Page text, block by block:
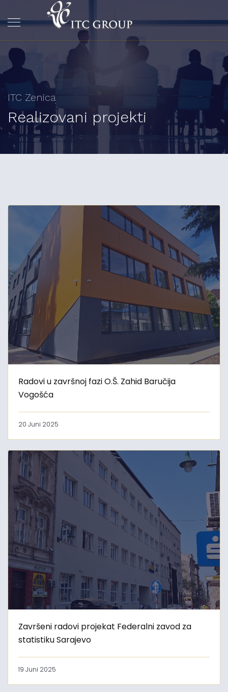
ITC Zenica
Realizovani projekti
Radovi u završnoj fazi O.Š. Zahid Baručija
Vogošća
20 Juni 2025
Završeni radovi projekat Federalni zavod za
statistiku Sarajevo
19 Juni 2025